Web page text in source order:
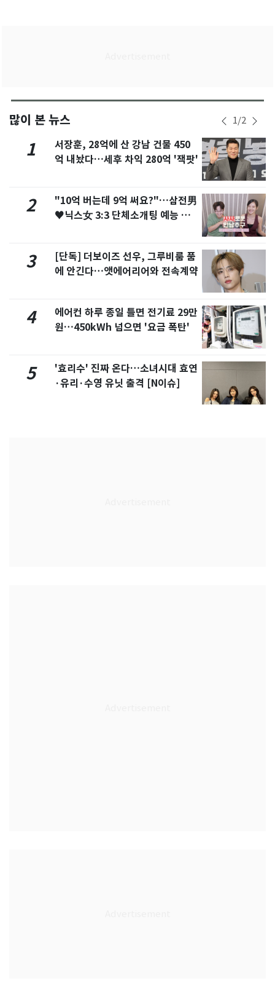
많이 본 뉴스 1/2
1
서장훈, 28억에 산 강남 건물 450
억 내놨다…세후 차익 280억 '잭팟'
2
"10억 버는데 9억 써요?"…삼전男
♥닉스女 3:3 단체소개팅 예능 화
3
[단독] 더보이즈 선우, 그루비룸 품
에 안긴다…앳에어리어와 전속계약
4
에어컨 하루 종일 틀면 전기료 29만
원…450kWh 넘으면 '요금 폭탄'
5
'효리수' 진짜 온다…소녀시대 효연
·유리·수영 유닛 출격 [N이슈]